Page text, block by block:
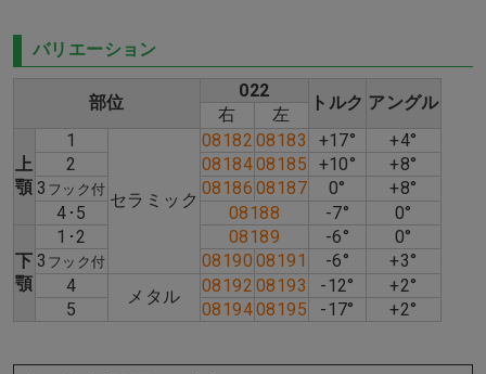
バリエーション
部位
022
トルク アングル
右 左
上
顎
1
セラミック
08182 08183 +17°
+4°
2
0818408185 +10°
+8°
3 フック付 08186 08187 0°
+8°
4･5
08188 -7° 0°
下
顎
1･2 08189 -6°
0°
3 フック付 08190 08191 -6°
+3°
4
メタル
08192 08193 -12°
+2°
5
0819408195 -17° +2°